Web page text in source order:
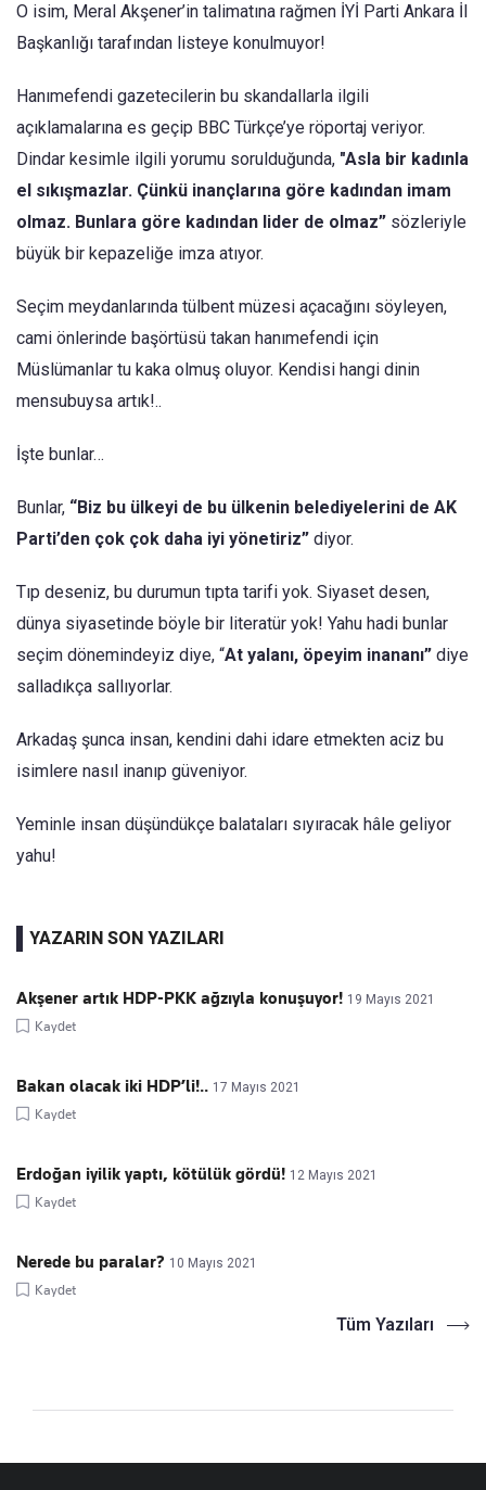
O isim, Meral Akşener’in talimatına rağmen İYİ Parti Ankara İl
Başkanlığı tarafından listeye konulmuyor!
Hanımefendi gazetecilerin bu skandallarla ilgili
açıklamalarına es geçip BBC Türkçe’ye röportaj veriyor.
Dindar kesimle ilgili yorumu sorulduğunda, "Asla bir kadınla
el sıkışmazlar. Çünkü inançlarına göre kadından imam
olmaz. Bunlara göre kadından lider de olmaz” sözleriyle
büyük bir kepazeliğe imza atıyor.
Seçim meydanlarında tülbent müzesi açacağını söyleyen,
cami önlerinde başörtüsü takan hanımefendi için
Müslümanlar tu kaka olmuş oluyor. Kendisi hangi dinin
mensubuysa artık!..
İşte bunlar…
Bunlar, “Biz bu ülkeyi de bu ülkenin belediyelerini de AK
Parti’den çok çok daha iyi yönetiriz” diyor.
Tıp deseniz, bu durumun tıpta tarifi yok. Siyaset desen,
dünya siyasetinde böyle bir literatür yok! Yahu hadi bunlar
seçim dönemindeyiz diye, “At yalanı, öpeyim inananı” diye
salladıkça sallıyorlar.
Arkadaş şunca insan, kendini dahi idare etmekten aciz bu
isimlere nasıl inanıp güveniyor.
Yeminle insan düşündükçe balataları sıyıracak hâle geliyor
yahu!
YAZARIN SON YAZILARI
Akşener artık HDP-PKK ağzıyla konuşuyor! 19 Mayıs 2021
Kaydet
Bakan olacak iki HDP’li!.. 17 Mayıs 2021
Kaydet
Erdoğan iyilik yaptı, kötülük gördü! 12 Mayıs 2021
Kaydet
Nerede bu paralar? 10 Mayıs 2021
Kaydet
Tüm Yazıları